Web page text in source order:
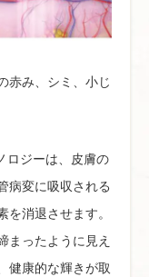
赤み、シミ、小じ
ロジーは、皮膚の
病変に吸収される
を消退させます。
まったように見え
健康的な輝きが取